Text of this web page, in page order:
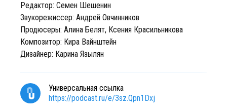
Редактор: Семен Шешенин
Звукорежиссер: Андрей Овчинников
Продюсеры: Алина Белят, Ксения Красильникова
Композитор: Кира Вайнштейн
Дизайнер: Карина Язылян
Универсальная ссылка
https://podcast.ru/e/3sz.Qpn1Dxj